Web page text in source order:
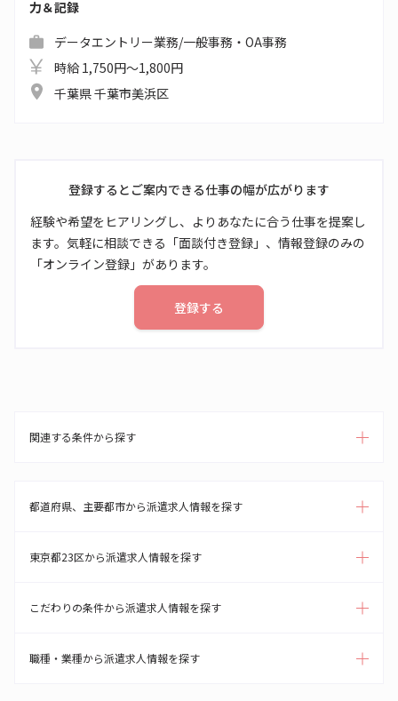
力＆記録
データエントリー業務/一般事務・OA事務
時給 1,750円～1,800円
千葉県 千葉市美浜区
登録するとご案内できる仕事の幅が広がります
経験や希望をヒアリングし、よりあなたに合う仕事を提案し
ます。気軽に相談できる「面談付き登録」、情報登録のみの
「オンライン登録」があります。
登録する
関連する条件から探す
都道府県、主要都市から派遣求人情報を探す
東京都23区から派遣求人情報を探す
こだわりの条件から派遣求人情報を探す
職種・業種から派遣求人情報を探す